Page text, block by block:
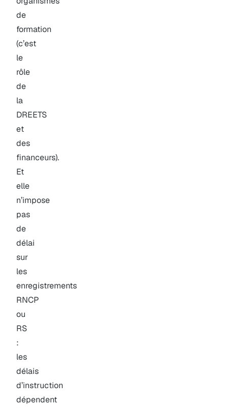
de
formation
(c’est
le
rôle
de
la
DREETS
et
des
financeurs).
Et
elle
n’impose
pas
de
délai
sur
les
enregistrements
RNCP
ou
RS
:
les
délais
d’instruction
dépendent